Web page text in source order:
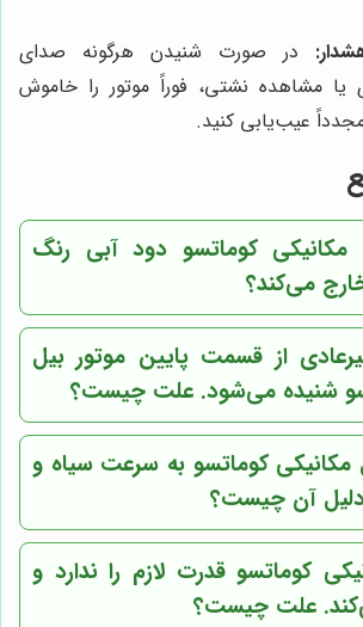
در صورت شنیدن هرگونه صدای
یا مشاهده نشتی، فوراً موتور را خاموش
عیب‌یابی کنید.
مکانیکی کوماتسو دود آبی رنگ
می‌کند؟
از قسمت پایین موتور بیل
شنیده می‌شود. علت چیست؟
مکانیکی کوماتسو به سرعت سیاه و
آن چیست؟
کوماتسو قدرت لازم را ندارد و
علت چیست؟